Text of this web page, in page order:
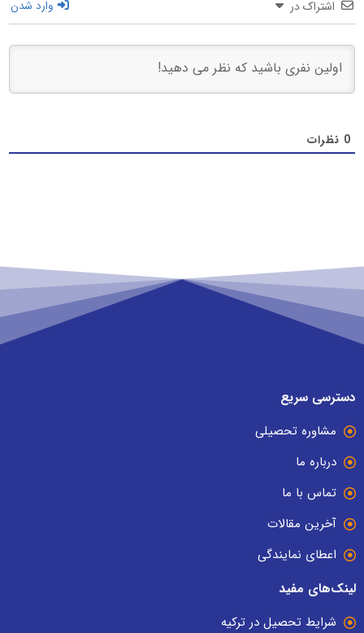
اشتراک در وارد شدن
0 نظرات
دسترسی سریع
مشاوره تحصیلی
درباره ما
تماس با ما
آخرین مقالات
اعطای نمایندگی
لینک‌های مفید
شرایط تحصیل در ترکیه